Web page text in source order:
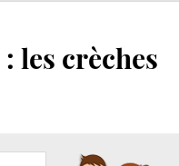
les crèches